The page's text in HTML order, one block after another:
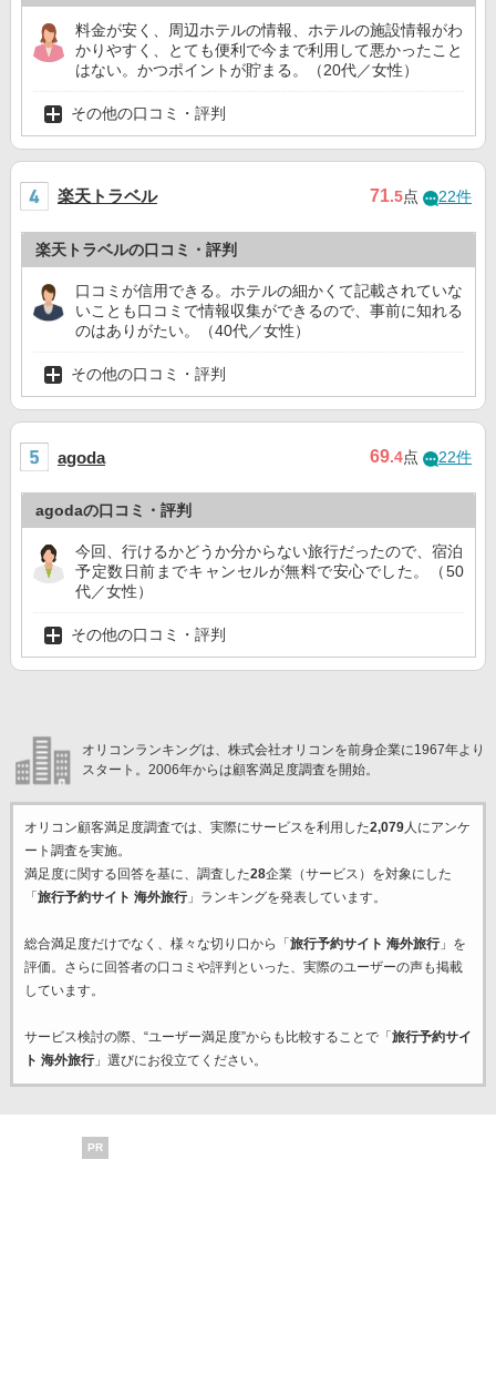
料金が安く、周辺ホテルの情報、ホテルの施設情報がわ
かりやすく、とても便利で今まで利用して悪かったこと
はない。かつポイントが貯まる。（20代／女性）
その他の口コミ・評判
楽天トラベル 71.5点 22件
楽天トラベルの口コミ・評判
口コミが信用できる。ホテルの細かくて記載されていな
いことも口コミで情報収集ができるので、事前に知れる
のはありがたい。（40代／女性）
その他の口コミ・評判
agoda 69.4点 22件
agodaの口コミ・評判
今回、行けるかどうか分からない旅行だったので、宿泊
予定数日前までキャンセルが無料で安心でした。（50
代／女性）
その他の口コミ・評判
オリコンランキングは、株式会社オリコンを前身企業に1967年より
スタート。2006年からは顧客満足度調査を開始。
オリコン顧客満足度調査では、実際にサービスを利用した2,079人にアンケ
ート調査を実施。
満足度に関する回答を基に、調査した28企業（サービス）を対象にした
「 旅行予約サイト 海外旅行」ランキングを発表しています。
総合満足度だけでなく、様々な切り口から「 旅行予約サイト 海外旅行」を
評価。さらに回答者の口コミや評判といった、実際のユーザーの声も掲載
しています。
サービス検討の際、“ユーザー満足度”からも比較することで「 旅行予約サイ
ト 海外旅行」選びにお役立てください。
PR